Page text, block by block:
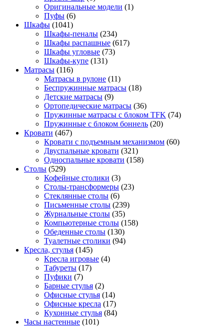
Оригинальные модели (1)
Пуфы (6)
Шкафы (1041)
Шкафы-пеналы (234)
Шкафы распашные (617)
Шкафы угловые (73)
Шкафы-купе (131)
Матрасы (116)
Матрасы в рулоне (11)
Беспружинные матрасы (18)
Детские матрасы (9)
Ортопедические матрасы (36)
Пружинные матрасы с блоком TFK (74)
Пружинные с блоком боннель (20)
Кровати (467)
Кровати с подъемным механизмом (60)
Двуспальные кровати (321)
Односпальные кровати (158)
Столы (529)
Кофейные столики (3)
Столы-трансформеры (23)
Стеклянные столы (6)
Письменные столы (239)
Журнальные столы (35)
Компьютерные столы (158)
Обеденные столы (130)
Туалетные столики (94)
Кресла, стулья (145)
Кресла игровые (4)
Табуреты (17)
Пуфики (7)
Барные стулья (2)
Офисные стулья (14)
Офисные кресла (17)
Кухонные стулья (84)
Часы настенные (101)